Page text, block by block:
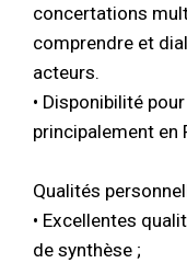
concertations
comprendre et
acteurs.
• Disponibilité
principalement en
Qualités
• Excellentes
de synthèse ;